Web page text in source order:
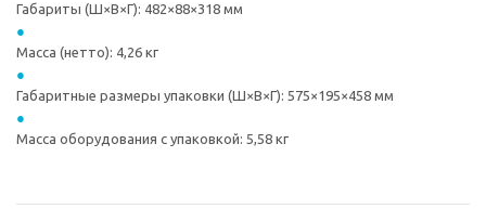
Габариты (Ш×В×Г): 482×88×318 мм
Масса (нетто): 4,26 кг
Габаритные размеры упаковки (Ш×В×Г): 575×195×458 мм
Масса оборудования с упаковкой: 5,58 кг